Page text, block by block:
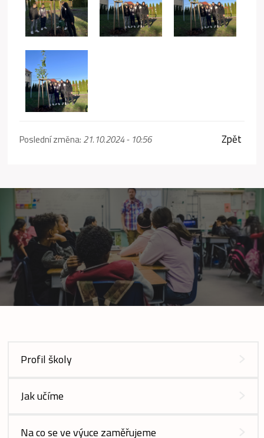
Poslední změna: 21.10.2024 - 10:56 Zpět
Profil školy
Jak učíme
Na co se ve výuce zaměřujeme